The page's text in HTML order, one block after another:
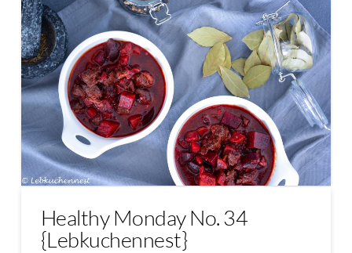
Healthy Monday No. 34
{Lebkuchennest}